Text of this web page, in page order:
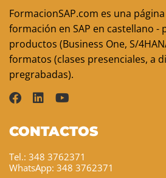
FormacionSAP.com es una
formación en SAP en castellano -
productos (Business One, S/
formatos (clases presenciales, a
pregrabadas).
CONTACTOS
Tel.: 348 3762371
WhatsApp: 348 3762371